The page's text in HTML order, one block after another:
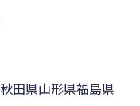
秋田県山形県福島県